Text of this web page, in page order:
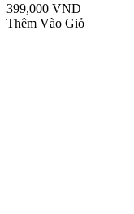
399,000 VND
Thêm Vào Giỏ